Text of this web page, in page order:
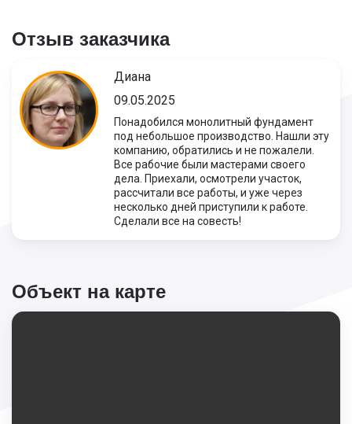
Отзыв заказчика
Диана
09.05.2025
Понадобился монолитный фундамент
под небольшое производство. Нашли эту
компанию, обратились и не пожалели.
Все рабочие были мастерами своего
дела. Приехали, осмотрели участок,
рассчитали все работы, и уже через
несколько дней приступили к работе.
Сделали все на совесть!
Объект на карте